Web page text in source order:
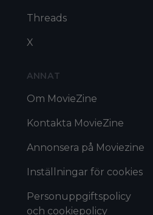
Threads
X
ANNAT
Om MovieZine
Kontakta MovieZine
Annonsera på Moviezine
Inställningar för cookies
Personuppgiftspolicy
och cookiepolicy